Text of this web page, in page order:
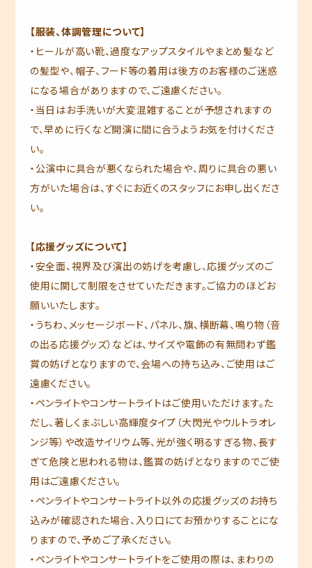
【服装、体調管理について】
・ヒールが高い靴、過度なアップスタイルやまとめ髪など
の髪型や、帽子、フード等の着用は後方のお客様のご迷惑
になる場合がありますので、ご遠慮ください。
・当日はお手洗いが大変混雑することが予想されますの
で、早めに行くなど開演に間に合うようお気を付けくださ
い。
・公演中に具合が悪くなられた場合や、周りに具合の悪い
方がいた場合は、すぐにお近くのスタッフにお申し出くださ
い。
【応援グッズについて】
・安全面、視界及び演出の妨げを考慮し、応援グッズのご
使用に関して制限をさせていただきます。ご協力のほどお
願いいたします。
・うちわ、メッセージボード、パネル、旗、横断幕、鳴り物（音
の出る応援グッズ）などは、サイズや電飾の有無問わず鑑
賞の妨げとなりますので、会場への持ち込み、ご使用はご
遠慮ください。
・ペンライトやコンサートライトはご使用いただけます。た
だし、著しくまぶしい高輝度タイプ（大閃光やウルトラオレ
ンジ等）や改造サイリウム等、光が強く明るすぎる物、長す
ぎて危険と思われる物は、鑑賞の妨げとなりますのでご使
用はご遠慮ください。
・ペンライトやコンサートライト以外の応援グッズのお持ち
込みが確認された場合、入り口にてお預かりすることにな
りますので、予めご了承ください。
・ペンライトやコンサートライトをご使用の際は、まわりの